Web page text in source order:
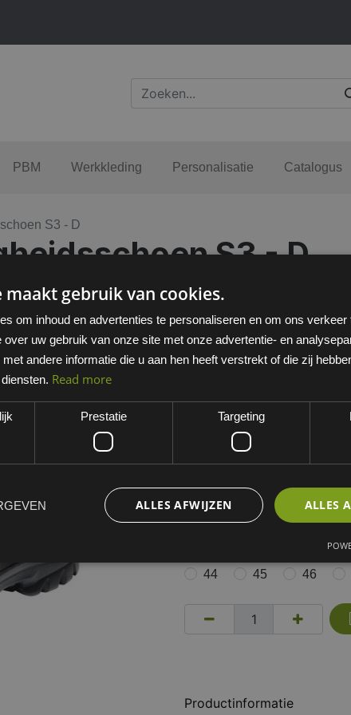
PBM Werkkleding Personalisatie Catalogus
S3 - D
S3 - D
EAN: 8715316074714
Minimum bestelhoeveelheid: 1
Dit artikel is niet standaard
MATEN VEILIGHEIDSSCHOEN
44 45 46
Productinformatie
maakt gebruik van cookies.
om inhoud en advertenties te personaliseren en om ons
over uw gebruik van onze site met onze advertentie- en
andere informatie die u aan hen heeft verstrekt of die zij
Read more
Prestatie Targeting
ALLES
ALLES AFWIJZEN